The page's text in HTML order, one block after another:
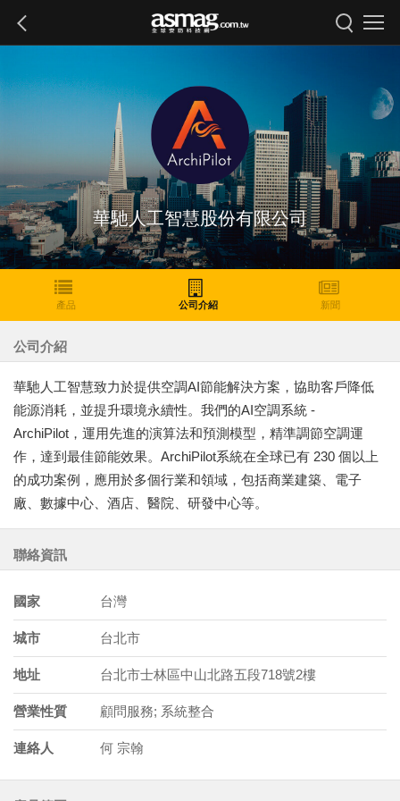
華馳人工智慧股份有限公司
產品 公司介紹 新聞
公司介紹
華馳人工智慧致力於提供空調AI節能解決方案，協助客戶降低
能源消耗，並提升環境永續性。我們的AI空調系統 -
ArchiPilot，運用先進的演算法和預測模型，精準調節空調運
作，達到最佳節能效果。ArchiPilot系統在全球已有 230 個以上
的成功案例，應用於多個行業和領域，包括商業建築、電子
廠、數據中心、酒店、醫院、研發中心等。
聯絡資訊
國家 台灣
城市 台北市
地址 台北市士林區中山北路五段718號2樓
營業性質 顧問服務; 系統整合
連絡人 何 宗翰